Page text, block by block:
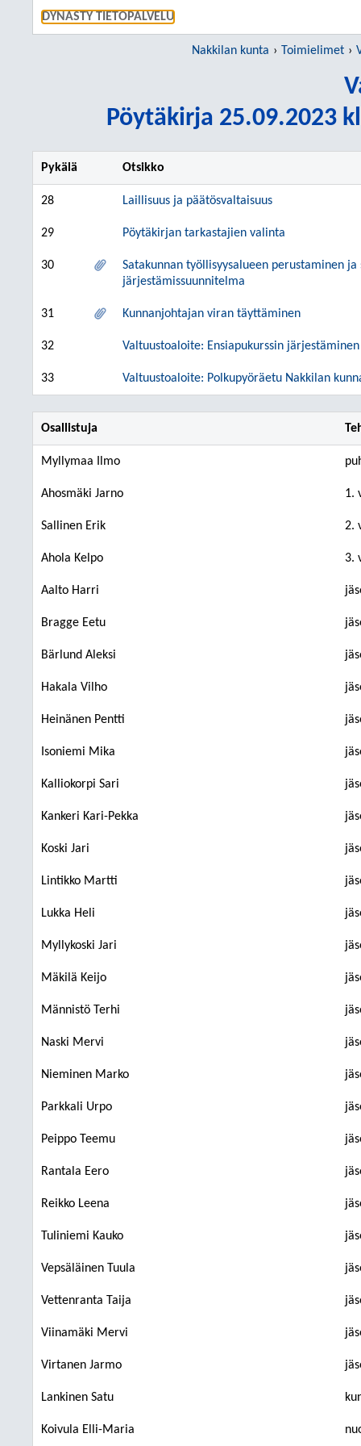
DYNASTY TIETOPALVELU
Nakkilan kunta Toimielimet
Pöytäkirja 25.09.2023
Pykälä Otsikko
28 Laillisuus ja päätösvaltaisuus
29 Pöytäkirjan tarkastajien valinta
30
Satakunnan työllisyysalueen perustaminen
järjestämissuunnitelma
31 Kunnanjohtajan viran täyttäminen
32 Valtuustoaloite: Ensiapukurssin
33 Valtuustoaloite: Polkupyöräetu Nakkilan
Osallistuja
Myllymaa Ilmo
Ahosmäki Jarno 1.
Sallinen Erik 2.
Ahola Kelpo 3.
Aalto Harri
Bragge Eetu
Bärlund Aleksi
Hakala Vilho
Heinänen Pentti
Isoniemi Mika
Kalliokorpi Sari
Kankeri Kari-Pekka
Koski Jari
Lintikko Martti
Lukka Heli
Myllykoski Jari
Mäkilä Keijo
Männistö Terhi
Naski Mervi
Nieminen Marko
Parkkali Urpo
Peippo Teemu
Rantala Eero
Reikko Leena
Tuliniemi Kauko
Vepsäläinen Tuula
Vettenranta Taija
Viinamäki Mervi
Virtanen Jarmo
Lankinen Satu
Koivula Elli-Maria